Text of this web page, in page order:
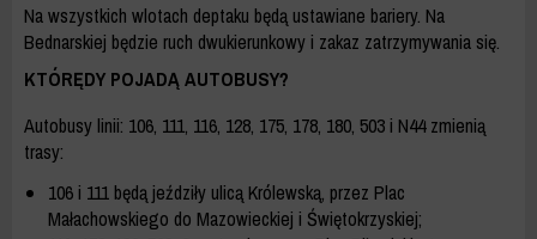
Na wszystkich wlotach deptaku będą ustawiane bariery. Na
Bednarskiej będzie ruch dwukierunkowy i zakaz zatrzymywania się.
KTÓRĘDY POJADĄ AUTOBUSY?
Autobusy linii: 106, 111, 116, 128, 175, 178, 180, 503 i N44 zmienią
trasy:
106 i 111 będą jeździły ulicą Królewską, przez Plac
Małachowskiego do Mazowieckiej i Świętokrzyskiej;